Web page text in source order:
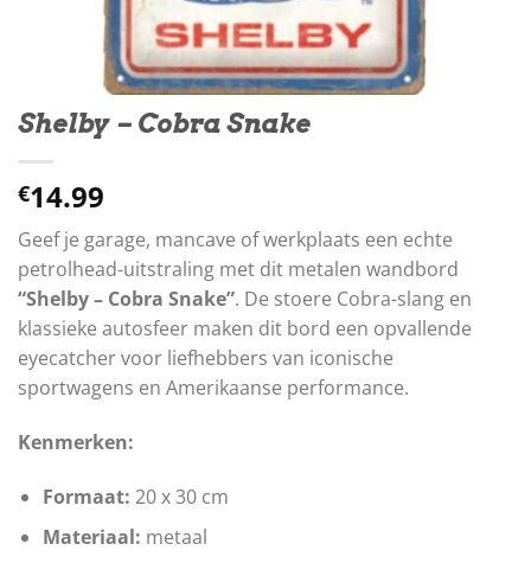
Shelby – Cobra Snake
€14.99
Geef je garage, mancave of werkplaats een echte
petrolhead-uitstraling met dit metalen wandbord
“Shelby – Cobra Snake”. De stoere Cobra-slang en
klassieke autosfeer maken dit bord een opvallende
eyecatcher voor liefhebbers van iconische
sportwagens en Amerikaanse performance.
Kenmerken:
Formaat: 20 x 30 cm
Materiaal: metaal